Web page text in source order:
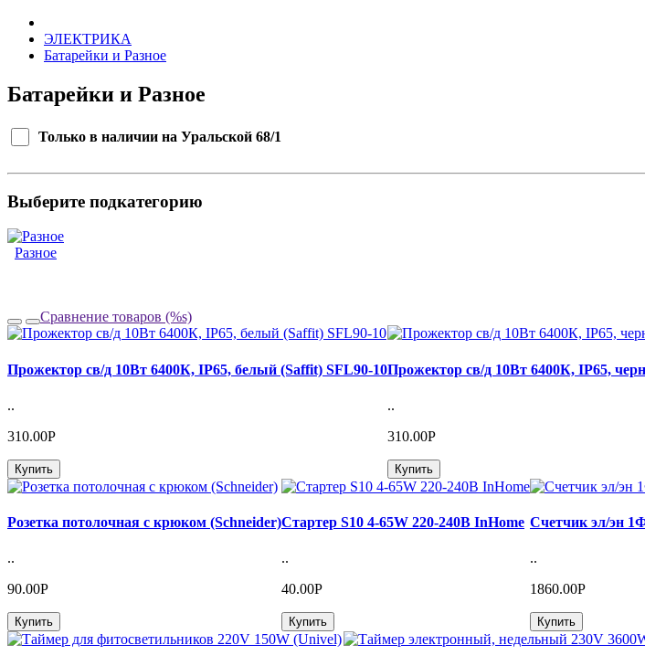
ЭЛЕКТРИКА
Батарейки и Разное
Батарейки и Разное
Только в наличии на Уральской 68/1
Выберите подкатегорию
Разное
Сравнение товаров (%s)
Прожектор св/д 10Вт 6400К, IP65, белый (Saffit) SFL90-10
..
310.00Р
Купить
Прожектор св/д 10Вт 6400К, IP65,
..
310.00Р
Купить
Розетка потолочная с крюком (Schneider)
..
90.00Р
Купить
Стартер S10 4-65W 220-240В InHome
..
40.00Р
Купить
Счетчик эл/эн
..
1860.00Р
Купить